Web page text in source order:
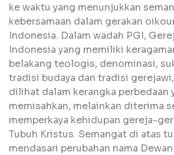
ke waktu yang menunjukkan
kebersamaan dalam gerakan
Indonesia. Dalam wadah PGI,
Indonesia yang memiliki
belakang teologis, denominasi,
tradisi budaya dan tradisi
dilihat dalam kerangka perbedaan
memisahkan, melainkan diterima
memperkaya kehidupan gereja-
Tubuh Kristus. Semangat di atas
mendasari perubahan nama